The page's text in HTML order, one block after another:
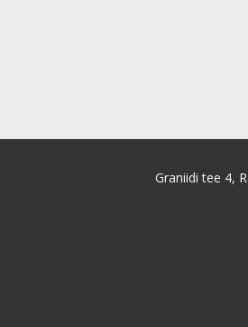
Graniidi tee 4,